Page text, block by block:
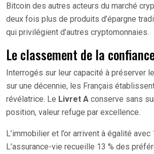
Bitcoin des autres acteurs du marché
deux fois plus de produits d’épargne
qui privilégient d’autres cryptomonnaies.
Le classement de la
Interrogés sur leur capacité à préserver
sur une décennie, les Français
révélatrice. Le Livret A conserve sans
position, valeur refuge par excellence.
L’immobilier et l’or arrivent à égalité
L’assurance-vie recueille 13 % des